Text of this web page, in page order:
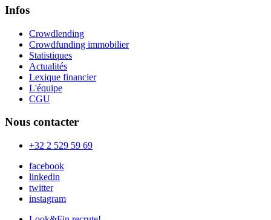
Infos
Crowdlending
Crowdfunding immobilier
Statistiques
Actualités
Lexique financier
L'équipe
CGU
Nous contacter
+32 2 529 59 69
facebook
linkedin
twitter
instagram